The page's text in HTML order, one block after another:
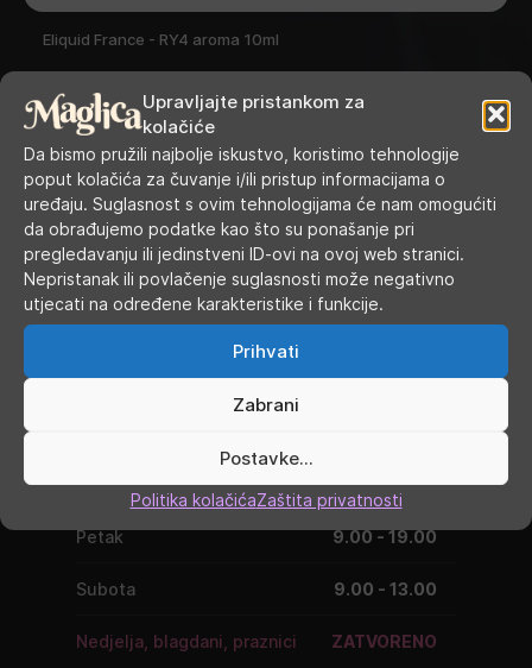
Upravljajte pristankom za
kolačiće
Da bismo pružili najbolje iskustvo, koristimo tehnologije
poput kolačića za čuvanje i/ili pristup informacijama o
uređaju. Suglasnost s ovim tehnologijama će nam omogućiti
da obrađujemo podatke kao što su ponašanje pri
pregledavanju ili jedinstveni ID-ovi na ovoj web stranici.
Nepristanak ili povlačenje suglasnosti može negativno
utjecati na određene karakteristike i funkcije.
Prihvati
Zabrani
Postavke...
Politika kolačićaZaštita privatnosti
Eliquid France - RY4 aroma 10ml
RADNO VRIJEME
Ponedjeljak 9.00 - 19.00
Utorak 9.00 - 16.00
Četvrtak 9.00 - 16.00
Petak 9.00 - 19.00
Subota 9.00 - 13.00
Nedjelja, blagdani, praznici ZATVORENO